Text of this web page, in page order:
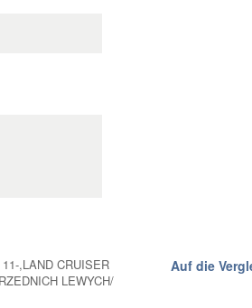
,LAND CRUISER
LEWYCH/
Auf die